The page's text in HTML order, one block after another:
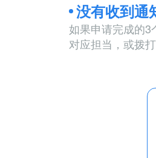
没有收到通
如果申请完成的3
对应担当，或拨